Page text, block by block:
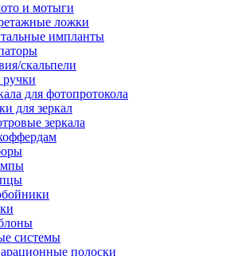
и мотыги
ложки
импланты
скальпели
ручки
для фотопротокола
для зеркал
зеркала
системы
полоски